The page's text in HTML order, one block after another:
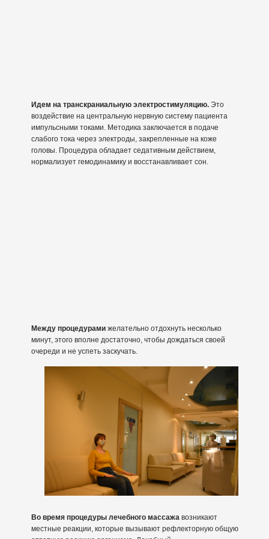
Идем на транскраниальную электростимуляцию. Это
воздействие на центральную нервную систему пациента
импульсными токами. Методика заключается в подаче
слабого тока через электроды, закрепленные на коже
головы. Процедура обладает седативным действием,
нормализует гемодинамику и восстанавливает сон.
Между процедурами желательно отдохнуть несколько
минут, этого вполне достаточно, чтобы дождаться своей
очереди и не успеть заскучать.
Во время процедуры лечебного массажавозникают
местные реакции, которые вызывают рефлекторную общую